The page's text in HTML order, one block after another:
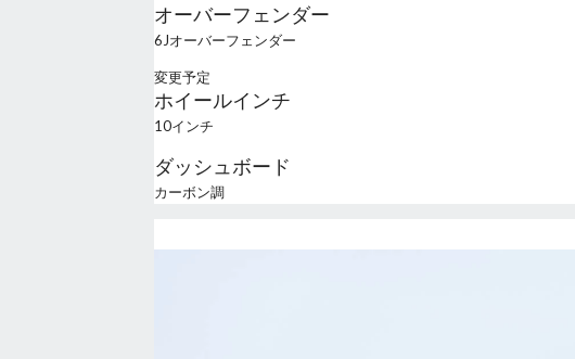
オーバーフェンダー
6Jオーバーフェンダー
変更予定
ホイールインチ
10インチ
ダッシュボード
カーボン調